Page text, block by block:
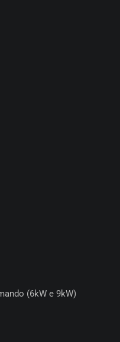
(6kW e 9kW)